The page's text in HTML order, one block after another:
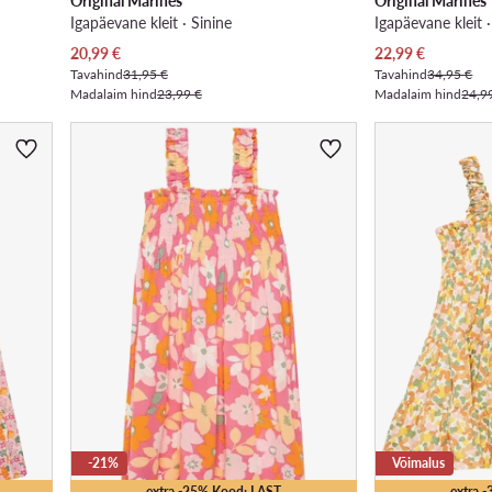
Igapäevane kleit · Sinine
Praegune hind
20,99€
Tavahind31,95 €
Madalaim hind23,99 €
Igapäevane kleit
Praegune hind
22,99€
Tavahind34,95 €
Madalaim hind
-21% Võimalus